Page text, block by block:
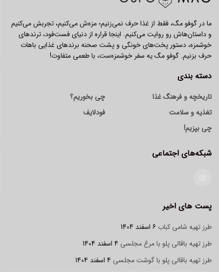
ما در گوفو مگ، فقط از غذا حرف نمی‌زنیم؛ مزه‌ش می‌کنیم، تجربش می‌کنیم
و داستان‌هاش رو روایت می‌کنیم. اینجا قراره از دنیای فست‌فود، ترندهای
خوشمزه، دستور پخت‌های خونگی و پشت صحنه برندهای غذایی باهات
حرف بزنیم. گوفو مگ یه سفر خوشمزه‌ست، با طعمی متفاوت!
دسته بندی
تاریخچه و فرهنگ غذا
تغذیه و سلامت
چی بپزیم!
چی بخوریم؟
فودلایف
شبکه‌های اجتماعی
پست های اخیر
طرز تهیه شامی کباب 6 اسفند 1404
طرز تهیه باقالی پلو با مرغ مجلسی 4 اسفند 1404
طرز تهیه باقالی پلو با گوشت مجلسی 4 اسفند 1404